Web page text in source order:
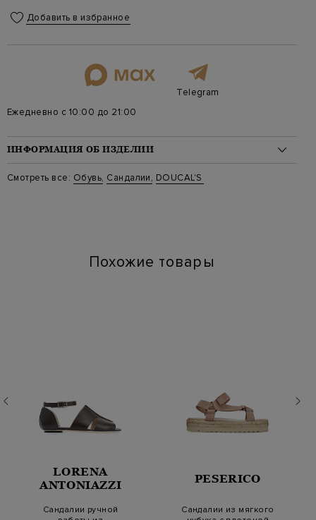
Добавить в избранное
Telegram
Ежедневно с 10:00 до 21:00
ИНФОРМАЦИЯ ОБ ИЗДЕЛИИ
Материал: замша 100%
Цвет: Бежевый
Смотреть все: Обувь, Сандалии, DOUCAL'S
Похожие товары
LORENA
ANTONIAZZI
Сандалии ручной
PESERICO
Сандалии из мягкого